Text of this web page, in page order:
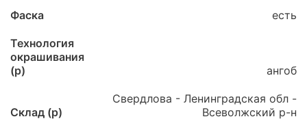
Фаска есть
Технология
окрашивания
(p)
ангоб
Склад (p)
Свердлова - Ленинградская обл -
Всеволжский р-н